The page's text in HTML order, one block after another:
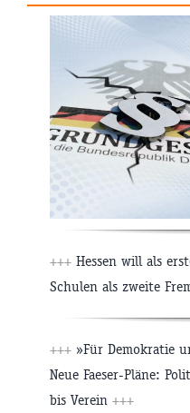
+++ Hessen will als
Schulen als zweite
+++ »Für Demokratie
Neue Faeser-Pläne:
bis Verein +++